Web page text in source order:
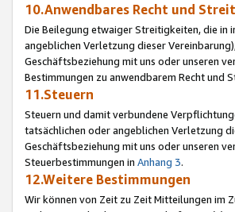
10.Anwendbares Recht und
Die Beilegung etwaiger Streitigkeiten, die in
angeblichen Verletzung dieser
Geschäftsbeziehung mit uns oder unseren
Bestimmungen zu anwendbarem Recht und
11.Steuern
Steuern und damit verbundene
tatsächlichen oder angeblichen Verletzung
Geschäftsbeziehung mit uns oder unseren
Steuerbestimmungen in Anhang 3.
12.Weitere Bestimmungen
Wir können von Zeit zu Zeit Mitteilungen im